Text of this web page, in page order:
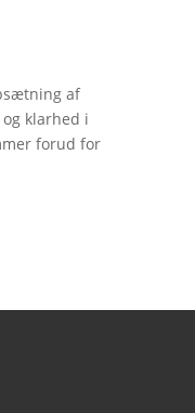
af
og klarhed i
forud for